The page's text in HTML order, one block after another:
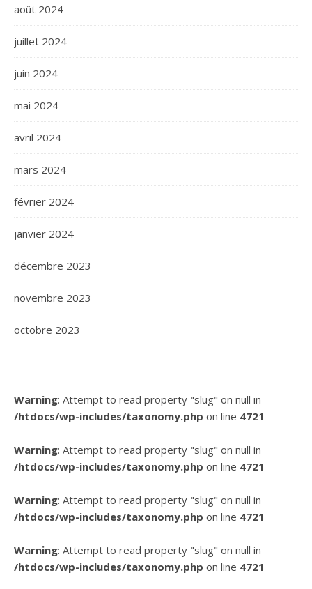
août 2024
juillet 2024
juin 2024
mai 2024
avril 2024
mars 2024
février 2024
janvier 2024
décembre 2023
novembre 2023
octobre 2023
Warning: Attempt to read property "slug" on null in
/htdocs/wp-includes/taxonomy.php on line 4721
Warning: Attempt to read property "slug" on null in
/htdocs/wp-includes/taxonomy.php on line 4721
Warning: Attempt to read property "slug" on null in
/htdocs/wp-includes/taxonomy.php on line 4721
Warning: Attempt to read property "slug" on null in
/htdocs/wp-includes/taxonomy.php on line 4721